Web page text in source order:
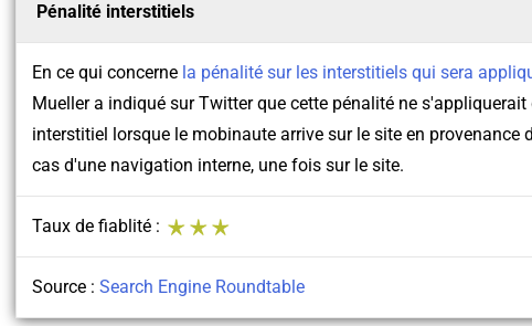
Pénalité interstitiels
En ce qui concerne la pénalité sur les interstitiels qui sera
Mueller a indiqué sur Twitter que cette pénalité ne
interstitiel lorsque le mobinaute arrive sur le site en provenance
cas d'une navigation interne, une fois sur le site.
Taux de fiablité :
Source : Search Engine Roundtable